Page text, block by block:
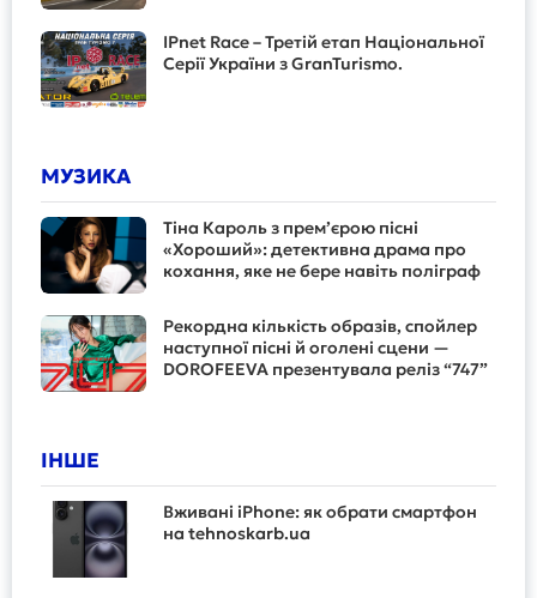
IPnet Race – Третій етап Національної
Серії України з GranTurismo.
МУЗИКА
Тіна Кароль з прем’єрою пісні
«Хороший»: детективна драма про
кохання, яке не бере навіть поліграф
Рекордна кількість образів, спойлер
наступної пісні й оголені сцени —
DOROFEEVA презентувала реліз “747”
ІНШЕ
Вживані iPhone: як обрати смартфон
на tehnoskarb.ua